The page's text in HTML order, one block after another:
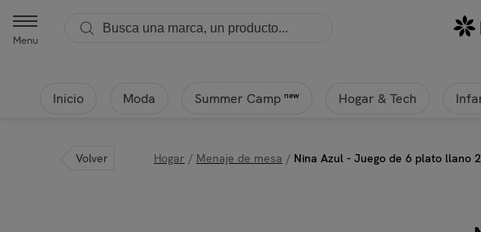
Menu
Inicio Moda Summer Camp new Hogar & Tech
Volver Hogar / Menaje de mesa / Nina Azul - Juego de 6 plato llano